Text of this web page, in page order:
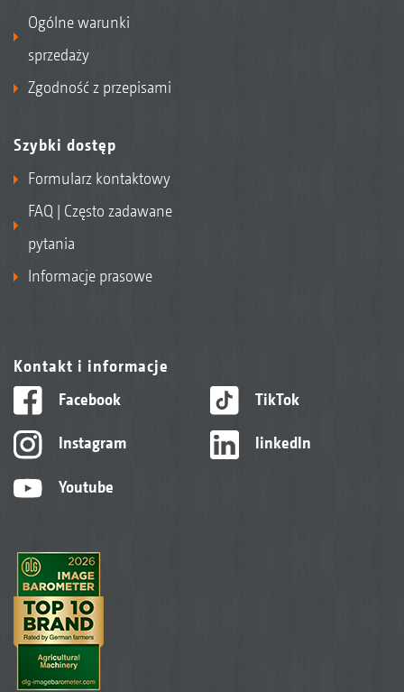
Ogólne warunki
sprzedaży
Zgodność z przepisami
Szybki dostęp
Formularz kontaktowy
FAQ | Często zadawane
pytania
Informacje prasowe
Kontakt i informacje
Facebook
Instagram
Youtube
TikTok
linkedIn